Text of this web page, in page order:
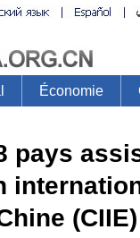
pays
(CIIE)